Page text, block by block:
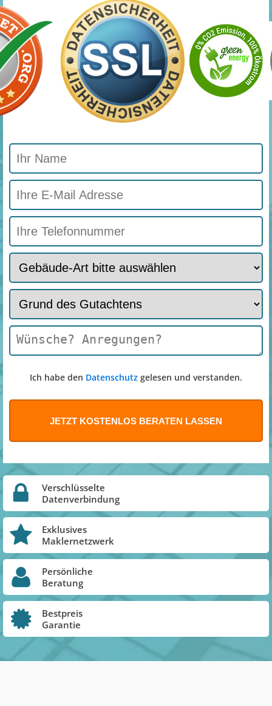
Ich habe den Datenschutz gelesen und verstanden.
Verschlüsselte
Datenverbindung
Exklusives
Maklernetzwerk
Persönliche
Beratung
Bestpreis
Garantie